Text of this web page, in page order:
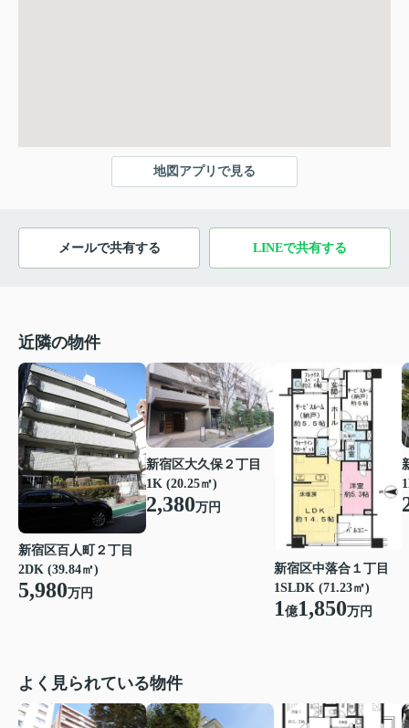
地図アプリで見る
メールで共有する LINEで共有する
近隣の物件
新宿区百人町２丁目
2DK (39.84㎡)
5,980万円
新宿区大久保２丁目
1K (20.25㎡)
2,380万円
新宿区中落合１丁目
1SLDK (71.23㎡)
1億1,850万円
よく見られている物件